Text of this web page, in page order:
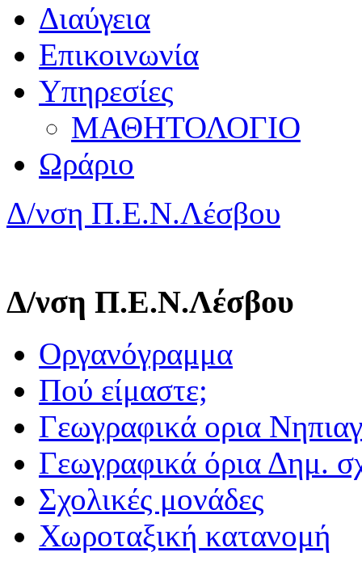
Διαύγεια
Επικοινωνία
Υπηρεσίες
ΜΑΘΗΤΟΛΟΓΙΟ
Ωράριο
Δ/νση Π.Ε.Ν.Λέσβου
Δ/νση Π.Ε.Ν.Λέσβου
Οργανόγραμμα
Πού είμαστε;
Γεωγραφικά ορια
Γεωγραφικά όρια Δημ.
Σχολικές μονάδες
Χωροταξική κατανομή